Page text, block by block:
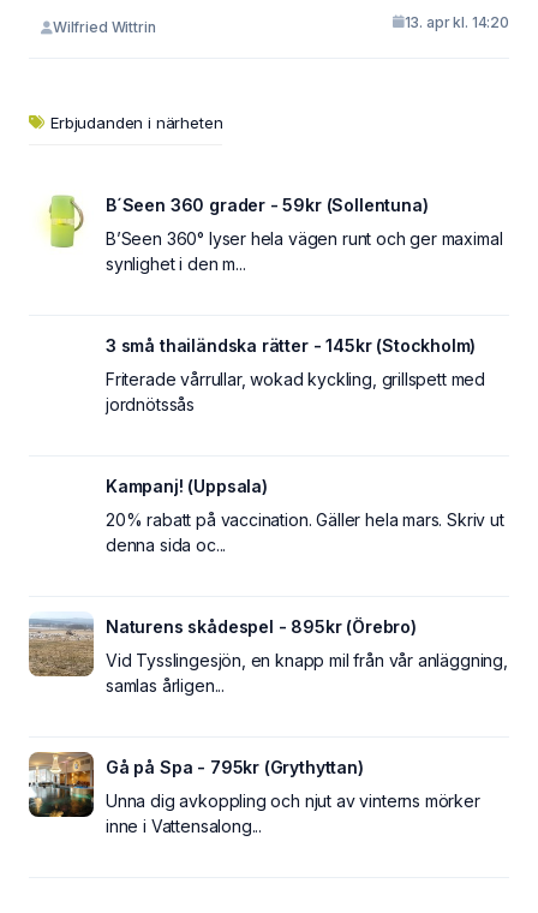
Wilfried Wittrin 13. apr kl. 14:20
Erbjudanden i närheten
B´Seen 360 grader - 59kr (Sollentuna)
B’Seen 360° lyser hela vägen runt och ger maximal
synlighet i den m...
3 små thailändska rätter - 145kr (Stockholm)
Friterade vårrullar, wokad kyckling, grillspett med
jordnötssås
Kampanj! (Uppsala)
20% rabatt på vaccination. Gäller hela mars. Skriv ut
denna sida oc...
Naturens skådespel - 895kr (Örebro)
Vid Tysslingesjön, en knapp mil från vår anläggning,
samlas årligen...
Gå på Spa - 795kr (Grythyttan)
Unna dig avkoppling och njut av vinterns mörker
inne i Vattensalong...